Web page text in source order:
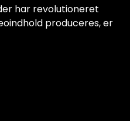
har revolutioneret
produceres, er